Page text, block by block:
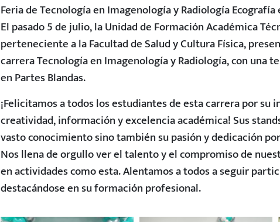
Feria de Tecnología en Imagenología y Radiología Ecografía
El pasado 5 de julio, la Unidad de Formación Académica
perteneciente a la Facultad de Salud y Cultura Física,
carrera Tecnología en Imagenología y Radiología, con una
en Partes Blandas.
¡Felicitamos a todos los estudiantes de esta carrera por su
creatividad, información y excelencia académica! Sus
vasto conocimiento sino también su pasión y dedicación
Nos llena de orgullo ver el talento y el compromiso de
en actividades como esta. Alentamos a todos a seguir
destacándose en su formación profesional.